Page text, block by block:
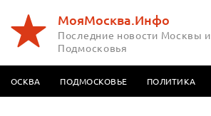
МояМосква.Инфо
Последние новости Москвы и
Подмосковья
МОСКВА ПОДМОСКОВЬЕ ПОЛИТИКА